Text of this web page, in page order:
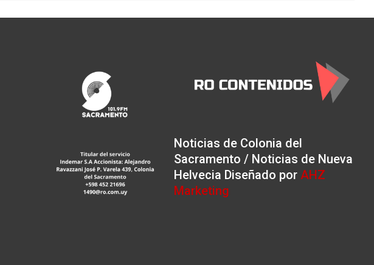
Noticias de Colonia del
Sacramento / Noticias de Nueva
Helvecia Diseñado por AHZ
Marketing